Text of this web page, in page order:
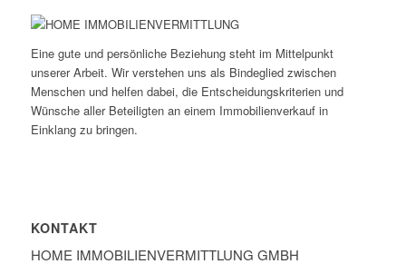
Eine gute und persönliche Beziehung steht im Mittelpunkt
unserer Arbeit. Wir verstehen uns als Bindeglied zwischen
Menschen und helfen dabei, die Entscheidungskriterien und
Wünsche aller Beteiligten an einem Immobilienverkauf in
Einklang zu bringen.
KONTAKT
HOME IMMOBILIEN­VERMITTLUNG GMBH